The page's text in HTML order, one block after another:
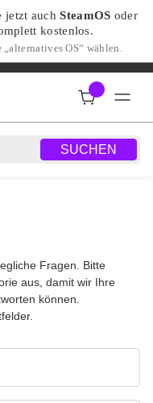
jetzt auchSteamOS oder
kostenlos.
OS“ wählen.
SUCHEN
Fragen. Bitte
aus, damit wir Ihre
können.